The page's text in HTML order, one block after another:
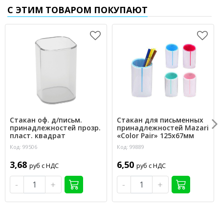
С ЭТИМ ТОВАРОМ ПОКУПАЮТ
Стакан оф. д/письм.
принадлежностей прозр.
пласт. квадрат
Код: 99506
3,68 руб с НДС
- +
Стакан для письменных
принадлежностей Mazari
«Color Pair» 125х67мм
Код: 99889
6,50 руб с НДС
- +